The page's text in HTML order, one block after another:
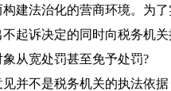
建法治化的营商环境。为
起诉决定的同时向税务机
从宽处罚甚至免予处罚?
不是税务机关的执法依据